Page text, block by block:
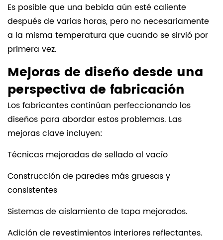
Es posible que una bebida aún esté caliente
después de varias horas, pero no necesariamente
a la misma temperatura que cuando se sirvió por
primera vez.
Mejoras de diseño desde una
perspectiva de fabricación
Los fabricantes continúan perfeccionando los
diseños para abordar estos problemas. Las
mejoras clave incluyen:
Técnicas mejoradas de sellado al vacío
Construcción de paredes más gruesas y
consistentes
Sistemas de aislamiento de tapa mejorados.
Adición de revestimientos interiores reflectantes.